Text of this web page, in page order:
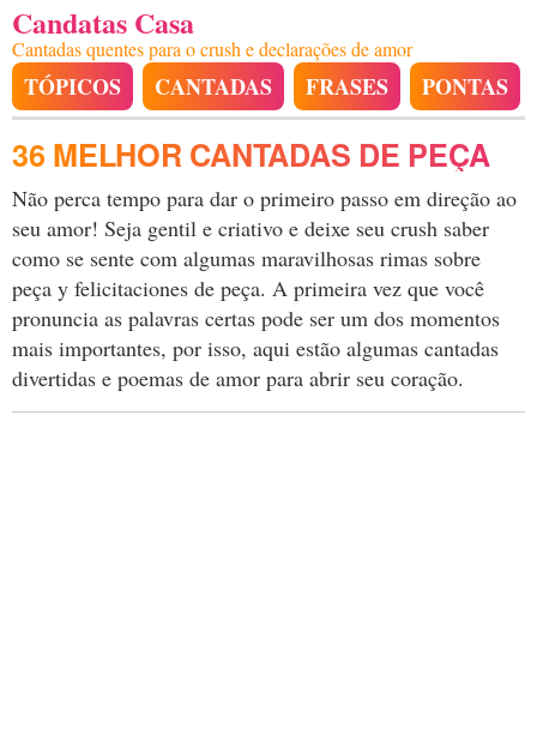
Candatas Casa
Cantadas quentes para o crush e declarações de amor
TÓPICOS CANTADAS FRASES PONTAS
36 MELHOR CANTADAS DE PEÇA
Não perca tempo para dar o primeiro passo em direção ao
seu amor! Seja gentil e criativo e deixe seu crush saber
como se sente com algumas maravilhosas rimas sobre
peça y felicitaciones de peça. A primeira vez que você
pronuncia as palavras certas pode ser um dos momentos
mais importantes, por isso, aqui estão algumas cantadas
divertidas e poemas de amor para abrir seu coração.